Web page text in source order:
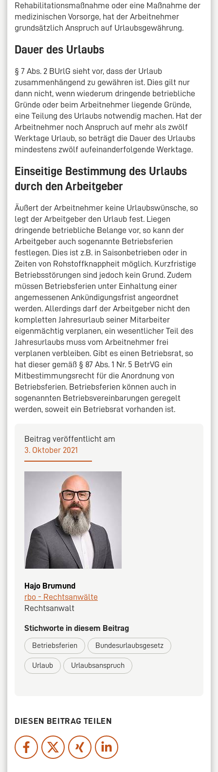
Rehabilitationsmaßnahme oder eine Maßnahme der
medizinischen Vorsorge, hat der Arbeitnehmer
grundsätzlich Anspruch auf Urlaubsgewährung.
Dauer des Urlaubs
§ 7 Abs. 2 BUrlG sieht vor, dass der Urlaub
zusammenhängend zu gewähren ist. Dies gilt nur
dann nicht, wenn wiederum dringende betriebliche
Gründe oder beim Arbeitnehmer liegende Gründe,
eine Teilung des Urlaubs notwendig machen. Hat der
Arbeitnehmer noch Anspruch auf mehr als zwölf
Werktage Urlaub, so beträgt die Dauer des Urlaubs
mindestens zwölf aufeinanderfolgende Werktage.
Einseitige Bestimmung des Urlaubs
durch den Arbeitgeber
Äußert der Arbeitnehmer keine Urlaubswünsche, so
legt der Arbeitgeber den Urlaub fest. Liegen
dringende betriebliche Belange vor, so kann der
Arbeitgeber auch sogenannte Betriebsferien
festlegen. Dies ist z.B. in Saisonbetrieben oder in
Zeiten von Rohstoffknappheit möglich. Kurzfristige
Betriebsstörungen sind jedoch kein Grund. Zudem
müssen Betriebsferien unter Einhaltung einer
angemessenen Ankündigungsfrist angeordnet
werden. Allerdings darf der Arbeitgeber nicht den
kompletten Jahresurlaub seiner Mitarbeiter
eigenmächtig verplanen, ein wesentlicher Teil des
Jahresurlaubs muss vom Arbeitnehmer frei
verplanen verbleiben. Gibt es einen Betriebsrat, so
hat dieser gemäß § 87 Abs. 1 Nr. 5 BetrVG ein
Mitbestimmungsrecht für die Anordnung von
Betriebsferien. Betriebsferien können auch in
sogenannten Betriebsvereinbarungen geregelt
werden, soweit ein Betriebsrat vorhanden ist.
Beitrag veröffentlicht am
3. Oktober 2021
Hajo Brumund
rbo - Rechtsanwälte
Rechtsanwalt
Stichworte in diesem Beitrag
Betriebsferien Bundesurlaubsgesetz
Urlaub Urlaubsanspruch
DIESEN BEITRAG TEILEN